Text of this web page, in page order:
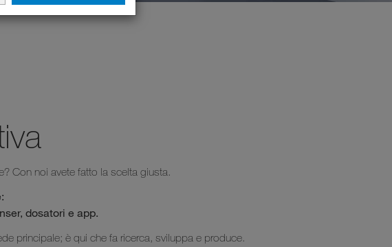
Con noi avete fatto la scelta giusta.
dosatori e app.
principale; è qui che fa ricerca, sviluppa e produce.